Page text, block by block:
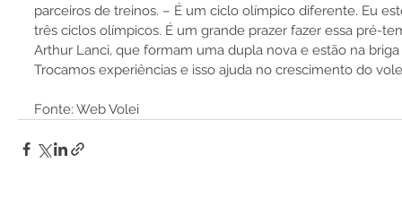
parceiros de treinos. – É um ciclo olímpico diferente. Eu
três ciclos olímpicos. É um grande prazer fazer essa pré-
Arthur Lanci, que formam uma dupla nova e estão na
Trocamos experiências e isso ajuda no crescimento do
Fonte: Web Volei